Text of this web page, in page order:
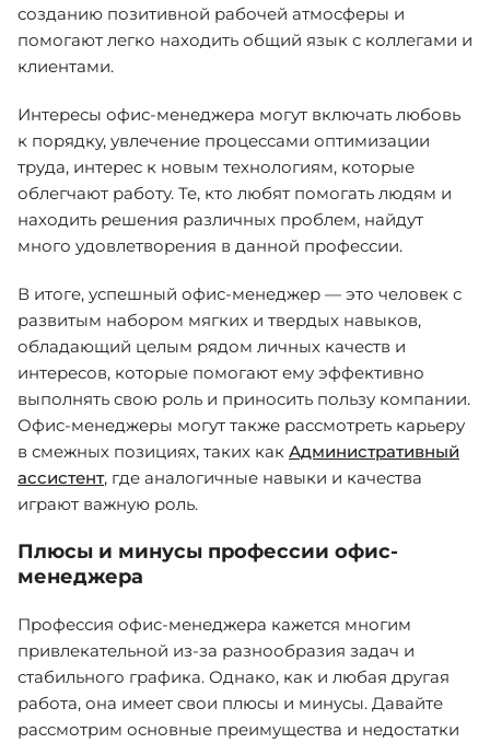
созданию позитивной рабочей атмосферы и
помогают легко находить общий язык с коллегами и
клиентами.
Интересы офис-менеджера могут включать любовь
к порядку, увлечение процессами оптимизации
труда, интерес к новым технологиям, которые
облегчают работу. Те, кто любят помогать людям и
находить решения различных проблем, найдут
много удовлетворения в данной профессии.
В итоге, успешный офис-менеджер — это человек с
развитым набором мягких и твердых навыков,
обладающий целым рядом личных качеств и
интересов, которые помогают ему эффективно
выполнять свою роль и приносить пользу компании.
Офис-менеджеры могут также рассмотреть карьеру
в смежных позициях, таких как Административный
ассистент, где аналогичные навыки и качества
играют важную роль.
Плюсы и минусы профессии офис-
менеджера
Профессия офис-менеджера кажется многим
привлекательной из-за разнообразия задач и
стабильного графика. Однако, как и любая другая
работа, она имеет свои плюсы и минусы. Давайте
рассмотрим основные преимущества и недостатки